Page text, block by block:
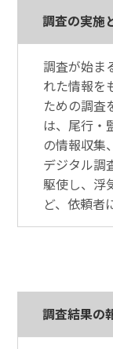
調査の実施
調査が始ま
れた情報を
ための調査
は、尾行・
の情報収集
デジタル調
駆使し、浮
ど、依頼者
調査結果の